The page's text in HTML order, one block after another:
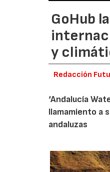
GoHub
y
Redacción
‘Andalucía
llamamiento a
andaluzas